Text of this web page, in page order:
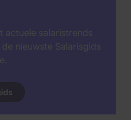
actuele salaristrends
nieuwste Salarisgids